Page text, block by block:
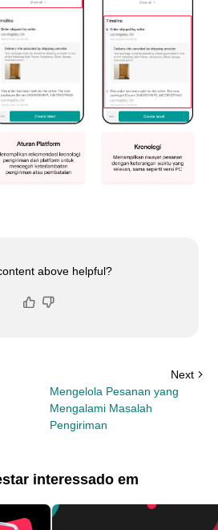
above helpful?
Next
Mengelola Pesanan yang
Mengalami Masalah
Pengiriman
interessado em